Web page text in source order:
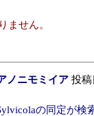
ません。
ノニモミイア投稿
の同定が検